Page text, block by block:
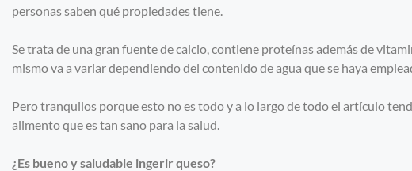
personas saben qué propiedades tiene.
Se trata de una gran fuente de calcio, contiene proteínas además de
mismo va a variar dependiendo del contenido de agua que se haya
Pero tranquilos porque esto no es todo y a lo largo de todo el artículo
alimento que es tan sano para la salud.
¿Es bueno y saludable ingerir queso?